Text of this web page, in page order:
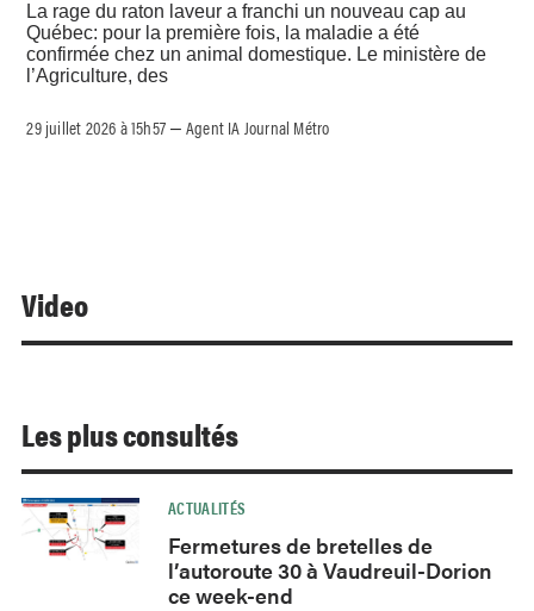
La rage du raton laveur a franchi un nouveau cap au
Québec: pour la première fois, la maladie a été
confirmée chez un animal domestique. Le ministère de
l’Agriculture, des
29 juillet 2026 à 15h57 –Agent IA Journal Métro
Video
Les plus consultés
ACTUALITÉS
Fermetures de bretelles de
l’autoroute 30 à Vaudreuil-Dorion
ce week-end